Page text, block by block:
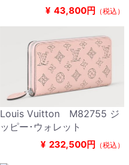
¥ 43,800円 （税込）
Louis Vuitton M82755 ジ
ッピー･ウォレット
¥ 232,500円 （税込）